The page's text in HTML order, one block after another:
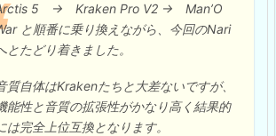
5 → Kraken Pro V2 → Man’O
と順番に乗り換えながら、今回のNari
とたどり着きました。
質自体はKrakenたちと大差ないですが、
能性と音質の拡張性がかなり高く結果的
は完全上位互換となります。